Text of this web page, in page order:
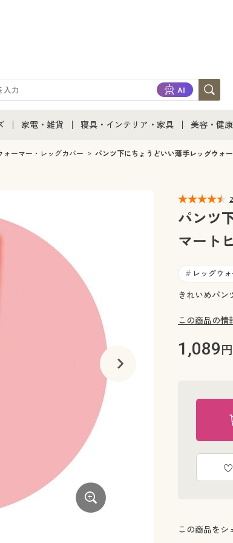
通販すべて
家電・雑貨
家電・雑貨すべて
寝具・インテリア・家具
寝具・インテリア・家具通販すべて
カーテン・ラグ・ファブリック
美容・健康
美容・健
ォーマー・レッグカバー パンツ下にちょうどいい薄手レッグウォ
季節の端境期や寒暖差にぴ
パンツ
マート
# レッグウ
きれいめパン
この商品の情
1,089円
この商品をシ